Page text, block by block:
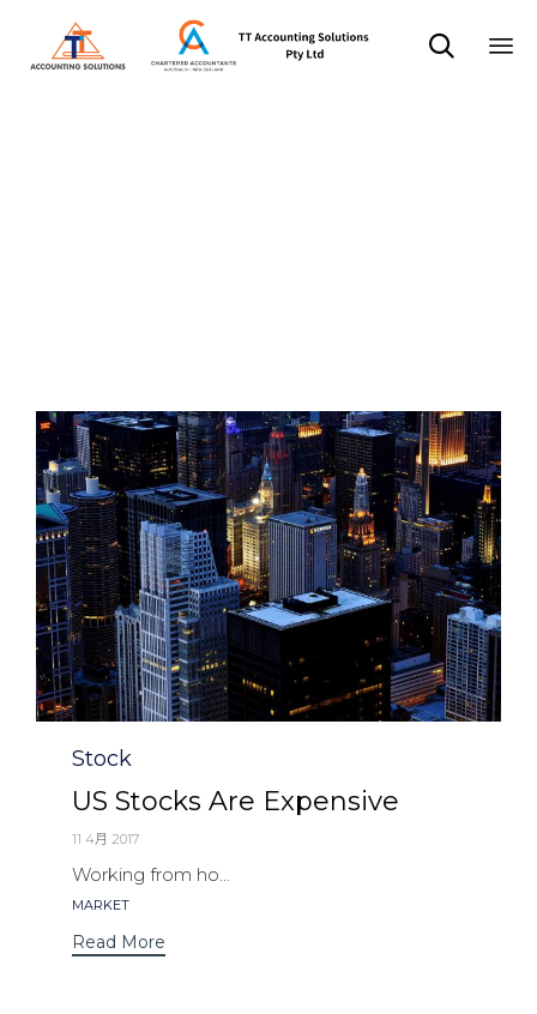

Category
Stock
US Stocks Are Expensive
11 4月 2017
Working from ho...
Tags
MARKET
Read More